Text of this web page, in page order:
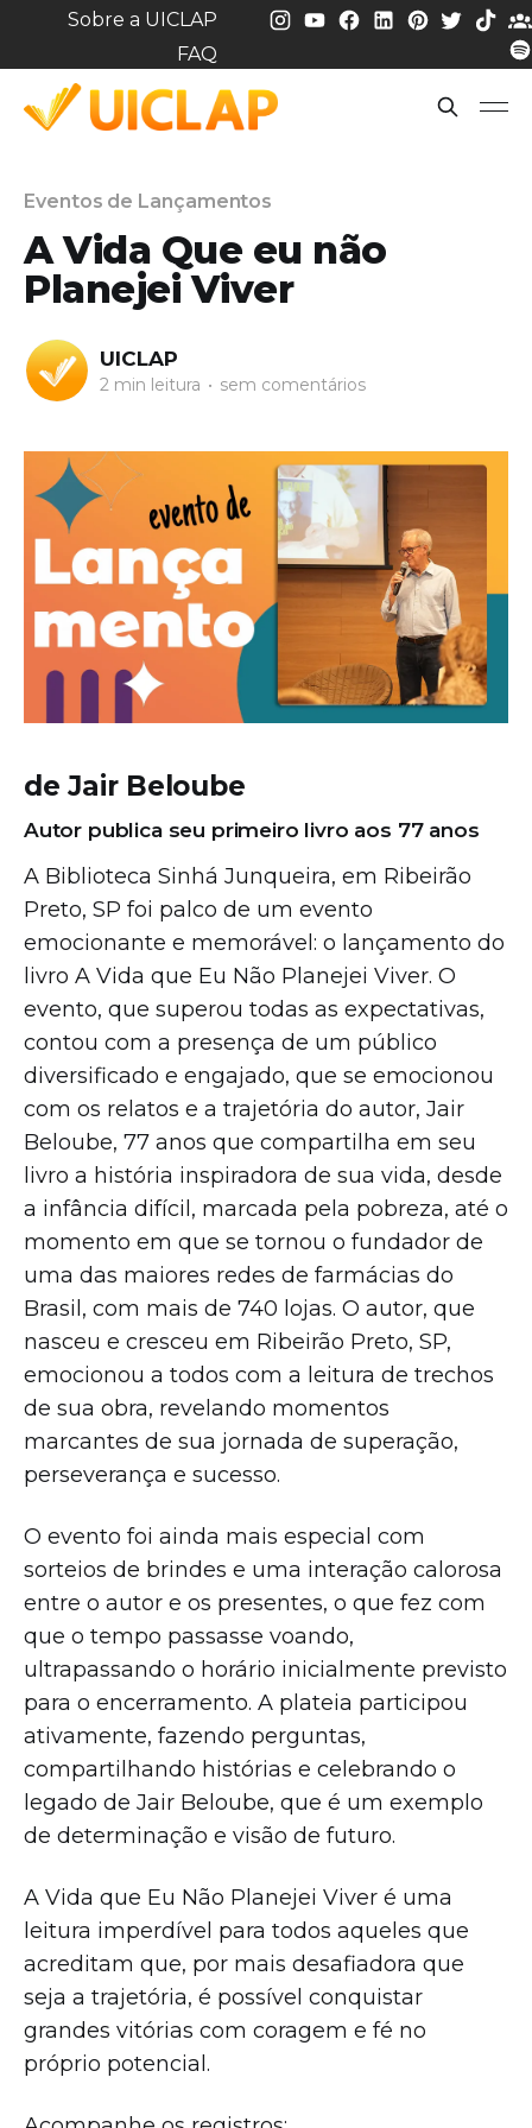
Sobre a UICLAP
FAQ
Eventos de Lançamentos
A Vida Que eu não
Planejei Viver
UICLAP
2 min leitura • sem comentários
de Jair Beloube
Autor publica seu primeiro livro aos 77 anos
A Biblioteca Sinhá Junqueira, em Ribeirão
Preto, SP foi palco de um evento
emocionante e memorável: o lançamento do
livro A Vida que Eu Não Planejei Viver. O
evento, que superou todas as expectativas,
contou com a presença de um público
diversificado e engajado, que se emocionou
com os relatos e a trajetória do autor, Jair
Beloube, 77 anos que compartilha em seu
livro a história inspiradora de sua vida, desde
a infância difícil, marcada pela pobreza, até o
momento em que se tornou o fundador de
uma das maiores redes de farmácias do
Brasil, com mais de 740 lojas. O autor, que
nasceu e cresceu em Ribeirão Preto, SP,
emocionou a todos com a leitura de trechos
de sua obra, revelando momentos
marcantes de sua jornada de superação,
perseverança e sucesso.
O evento foi ainda mais especial com
sorteios de brindes e uma interação calorosa
entre o autor e os presentes, o que fez com
que o tempo passasse voando,
ultrapassando o horário inicialmente previsto
para o encerramento. A plateia participou
ativamente, fazendo perguntas,
compartilhando histórias e celebrando o
legado de Jair Beloube, que é um exemplo
de determinação e visão de futuro.
A Vida que Eu Não Planejei Viver é uma
leitura imperdível para todos aqueles que
acreditam que, por mais desafiadora que
seja a trajetória, é possível conquistar
grandes vitórias com coragem e fé no
próprio potencial.